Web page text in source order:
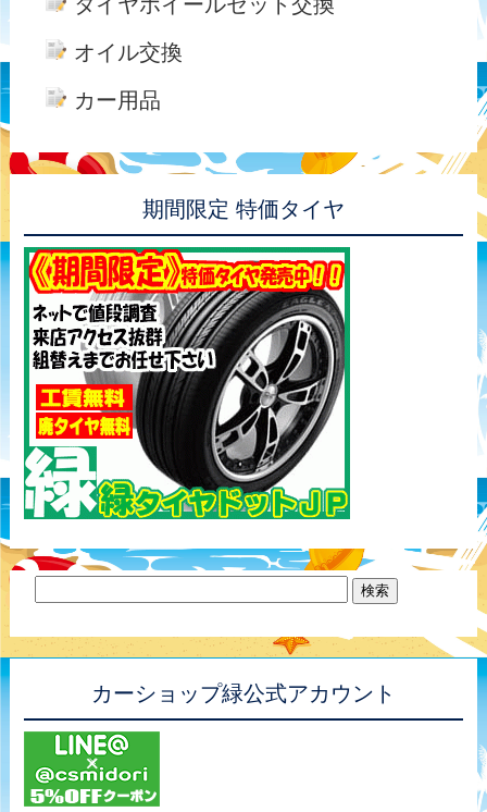
オイル交換
カー用品
期間限定 特価タイヤ
カーショップ緑公式アカウント